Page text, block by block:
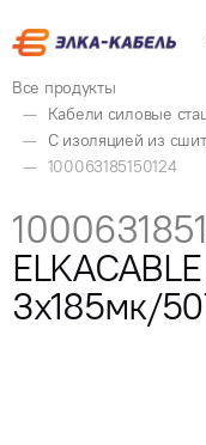
Все продукты
Кабели силовые
С изоляцией из
100063185150124
3x185мк/